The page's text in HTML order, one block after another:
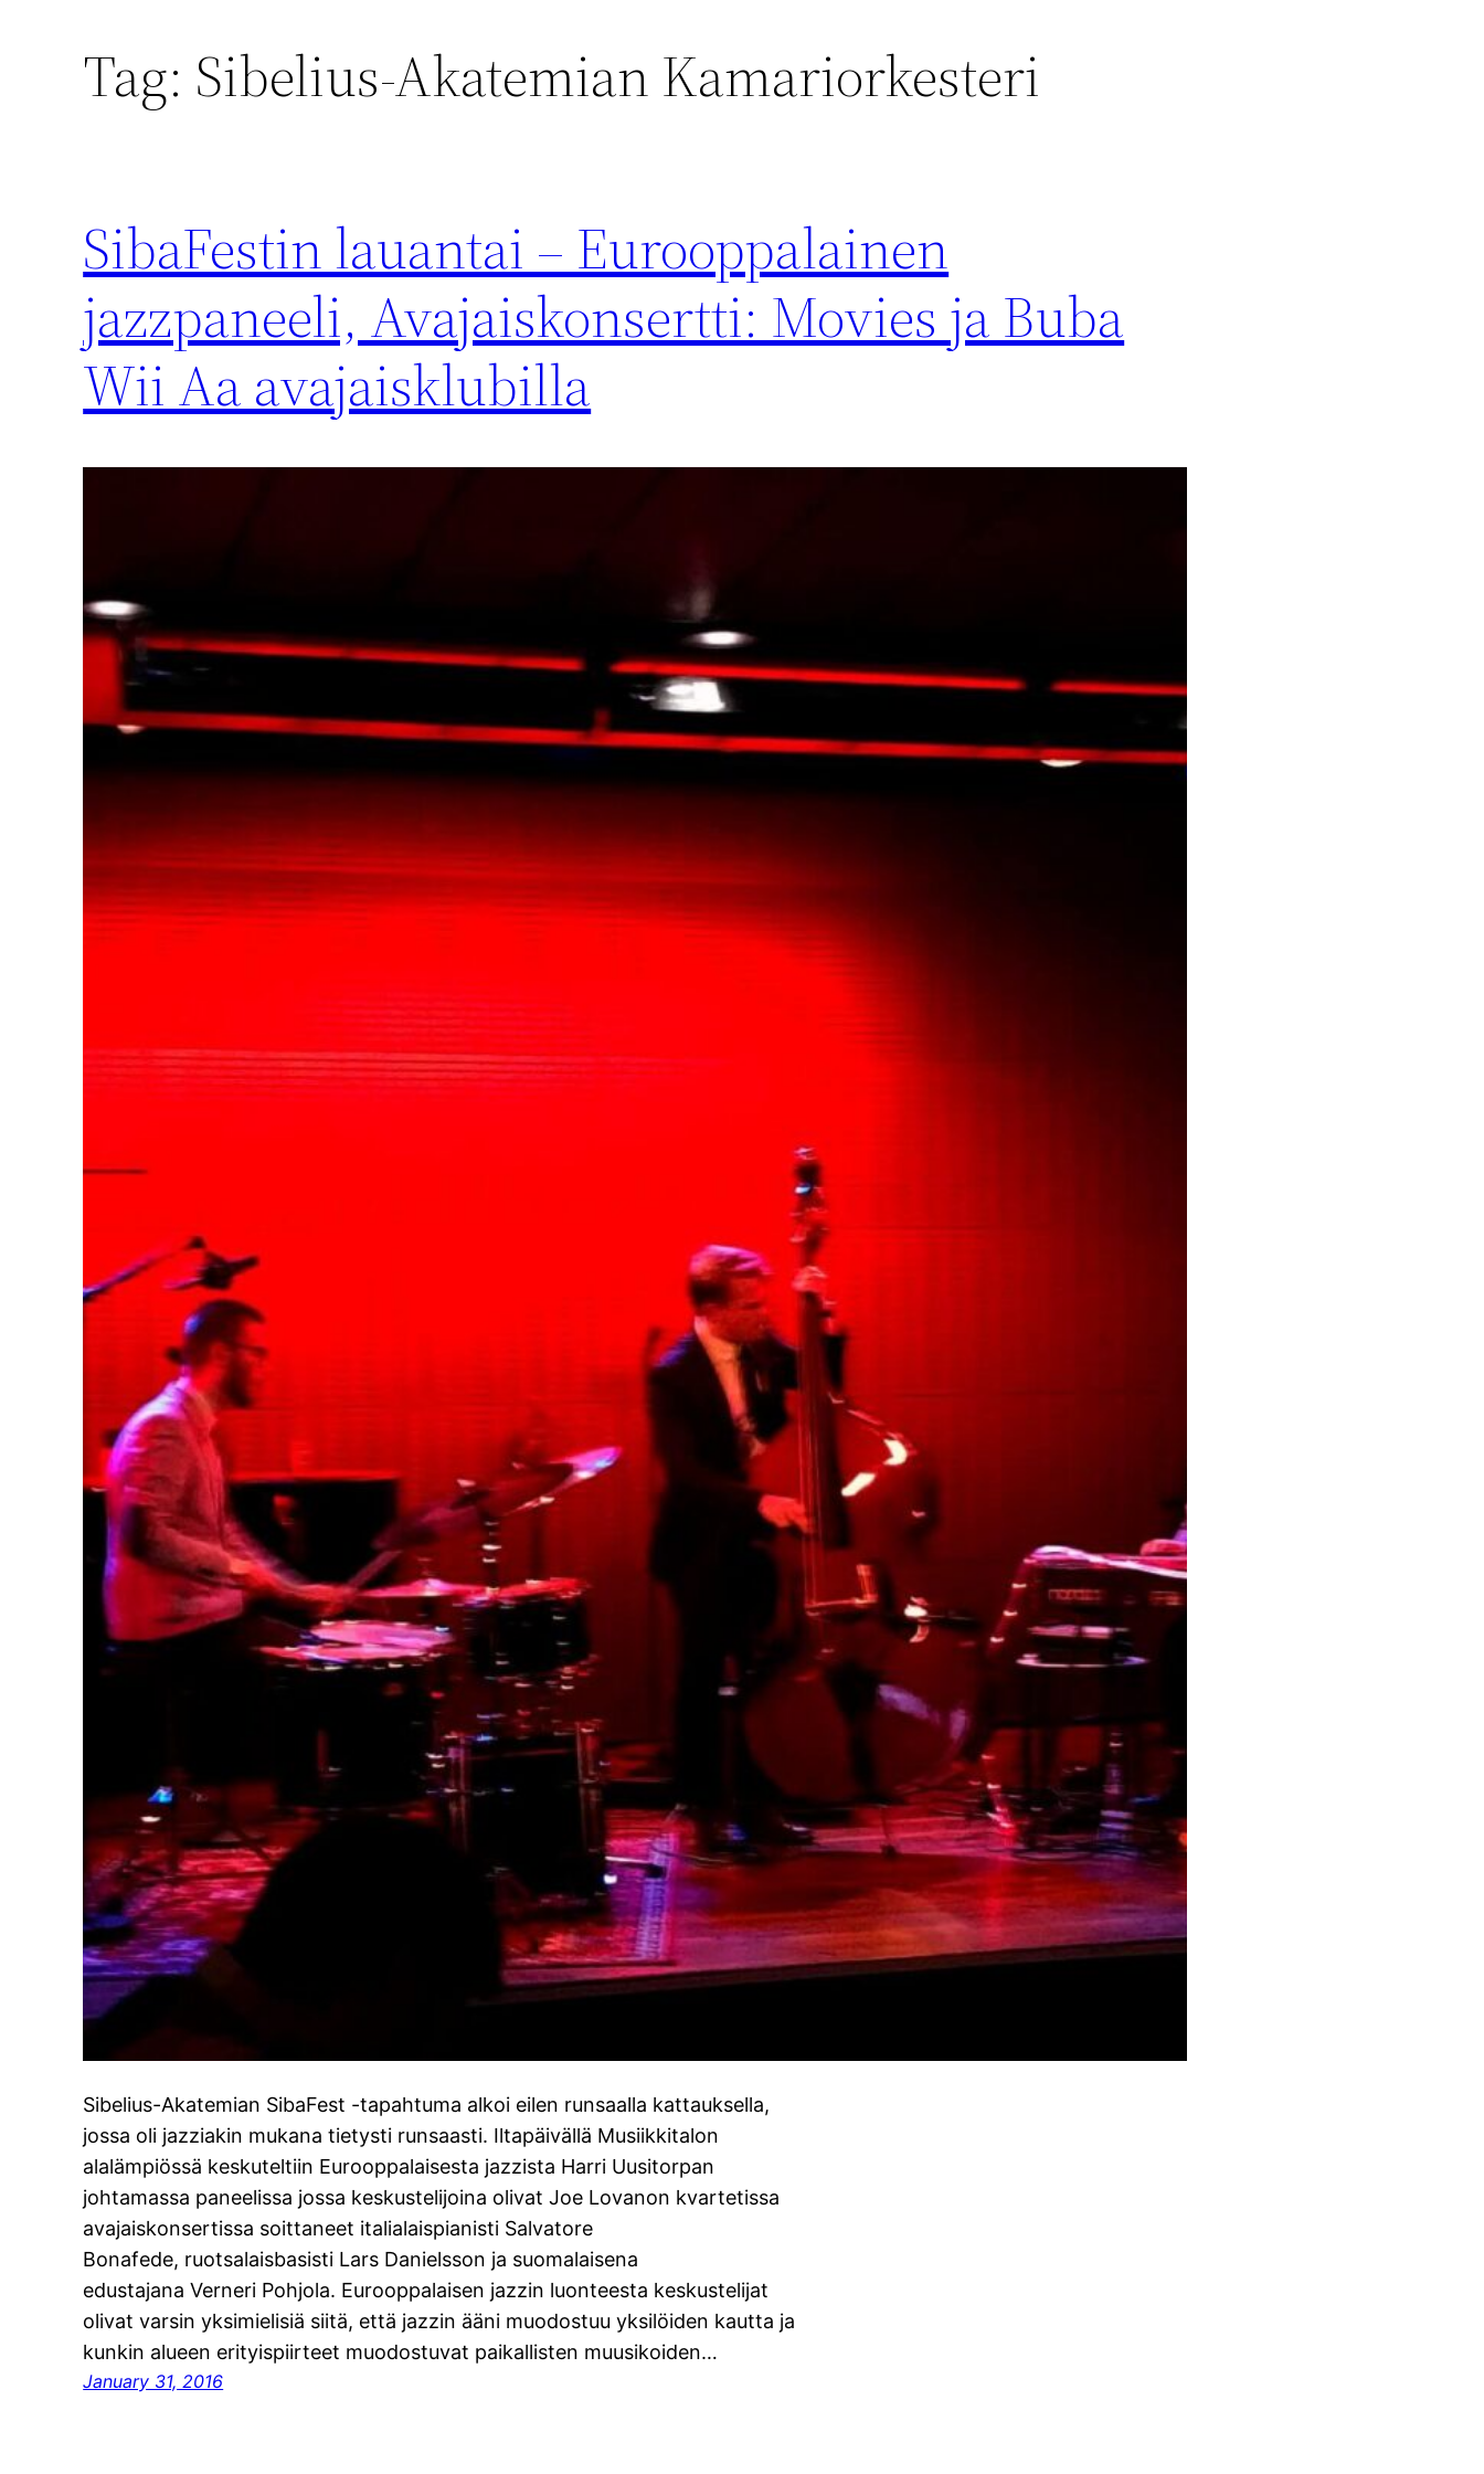
Tag: Sibelius-Akatemian Kamariorkesteri
SibaFestin lauantai – Eurooppalainen
jazzpaneeli, Avajaiskonsertti: Movies ja Buba
Wii Aa avajaisklubilla
Sibelius-Akatemian SibaFest -tapahtuma alkoi eilen runsaalla kattauksella,
jossa oli jazziakin mukana tietysti runsaasti. Iltapäivällä Musiikkitalon
alalämpiössä keskuteltiin Eurooppalaisesta jazzista Harri Uusitorpan
johtamassa paneelissa jossa keskustelijoina olivat Joe Lovanon kvartetissa
avajaiskonsertissa soittaneet italialaispianisti Salvatore
Bonafede, ruotsalaisbasisti Lars Danielsson ja suomalaisena
edustajana Verneri Pohjola. Eurooppalaisen jazzin luonteesta keskustelijat
olivat varsin yksimielisiä siitä, että jazzin ääni muodostuu yksilöiden kautta ja
kunkin alueen erityispiirteet muodostuvat paikallisten muusikoiden…
January 31, 2016